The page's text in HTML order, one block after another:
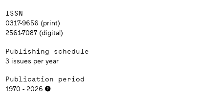
ISSN
0317-9656 (print)
2561-7087 (digital)
Publishing schedule
3 issues per year
Publication period
1970 - 2026